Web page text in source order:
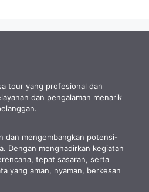
tour yang profesional dan
dan pengalaman menarik
dan mengembangkan potensi-
Dengan menghadirkan kegiatan
tepat sasaran, serta
yang aman, nyaman, berkesan